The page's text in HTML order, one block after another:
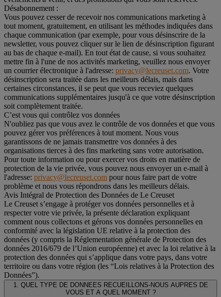
Désabonnement :
Vous pouvez cesser de recevoir nos communications marketing à
tout moment, gratuitement, en utilisant les méthodes indiquées dans
chaque communication (par exemple, pour vous désinscrire de la
newsletter, vous pouvez cliquer sur le lien de désinscription figurant
au bas de chaque e-mail). En tout état de cause, si vous souhaitez
mettre fin à l'une de nos activités marketing, veuillez nous envoyer
un courrier électronique à l'adresse: privacy@lecreuset.com. Votre
désinscription sera traitée dans les meilleurs délais, mais dans
certaines circonstances, il se peut que vous receviez quelques
communications supplémentaires jusqu'à ce que votre désinscription
soit complètement traitée.
C’est vous qui contrôlez vos données
N'oubliez pas que vous avez le contrôle de vos données et que vous
pouvez gérer vos préférences à tout moment. Nous vous
garantissons de ne jamais transmettre vos données à des
organisations tierces à des fins marketing sans votre autorisation.
Pour toute information ou pour exercer vos droits en matière de
protection de la vie privée, vous pouvez nous envoyer un e-mail à
l'adresse: privacy@lecreuset.com pour nous faire part de votre
problème et nous vous répondrons dans les meilleurs délais.
Avis Intégral de Protection des Données de Le Creuset
Le Creuset s’engage à protéger vos données personnelles et à
respecter votre vie privée, la présente déclaration expliquant
comment nous collectons et gérons vos données personnelles en
conformité avec la législation UE relative à la protection des
données (y compris la Réglementation générale de Protection des
données 2016/679 de l’Union européenne) et avec la loi relative à la
protection des données qui s’applique dans votre pays, dans votre
territoire ou dans votre région (les “Lois relatives à la Protection des
Données”).
1. QUEL TYPE DE DONNEES RECUEILLONS-NOUS AUPRES DE
VOUS ET A QUEL MOMENT ?